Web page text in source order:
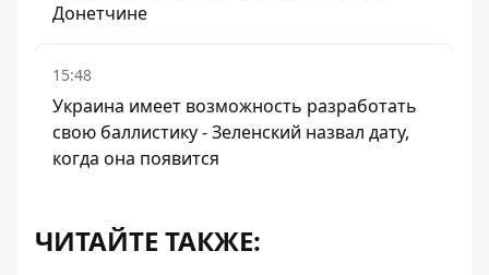
Донетчине
15:48
Украина имеет возможность разработать
свою баллистику - Зеленский назвал дату,
когда она появится
ЧИТАЙТЕ ТАКЖЕ: